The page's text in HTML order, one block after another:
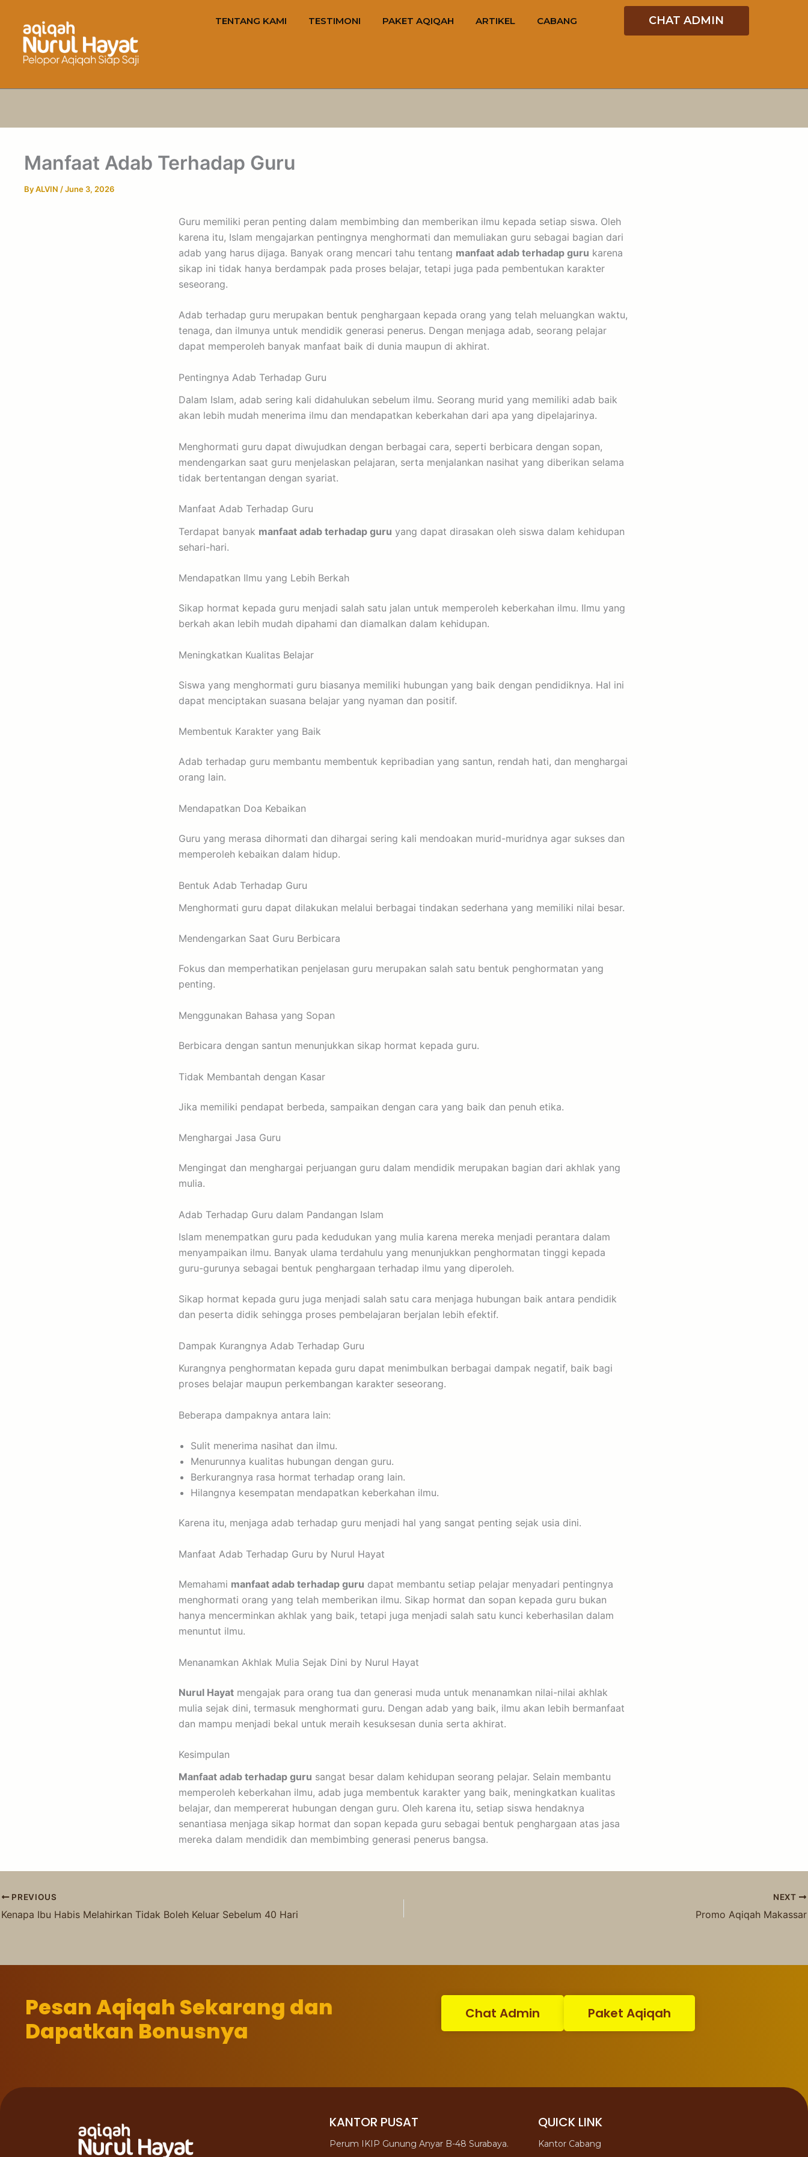
TENTANG KAMI TESTIMONI PAKET AQIQAH ARTIKEL CABANG CHAT ADMIN
Manfaat Adab Terhadap Guru
ByALVIN /June 3, 2026
Guru memiliki peran penting dalam membimbing dan memberikan ilmu kepada setiap siswa. Oleh
karena itu, Islam mengajarkan pentingnya menghormati dan memuliakan guru sebagai bagian dari
adab yang harus dijaga. Banyak orang mencari tahu tentang manfaat adab terhadap guru karena
sikap ini tidak hanya berdampak pada proses belajar, tetapi juga pada pembentukan karakter
seseorang.
Adab terhadap guru merupakan bentuk penghargaan kepada orang yang telah meluangkan waktu,
tenaga, dan ilmunya untuk mendidik generasi penerus. Dengan menjaga adab, seorang pelajar
dapat memperoleh banyak manfaat baik di dunia maupun di akhirat.
Pentingnya Adab Terhadap Guru
Dalam Islam, adab sering kali didahulukan sebelum ilmu. Seorang murid yang memiliki adab baik
akan lebih mudah menerima ilmu dan mendapatkan keberkahan dari apa yang dipelajarinya.
Menghormati guru dapat diwujudkan dengan berbagai cara, seperti berbicara dengan sopan,
mendengarkan saat guru menjelaskan pelajaran, serta menjalankan nasihat yang diberikan selama
tidak bertentangan dengan syariat.
Manfaat Adab Terhadap Guru
Terdapat banyak manfaat adab terhadap guru yang dapat dirasakan oleh siswa dalam kehidupan
sehari-hari.
Mendapatkan Ilmu yang Lebih Berkah
Sikap hormat kepada guru menjadi salah satu jalan untuk memperoleh keberkahan ilmu. Ilmu yang
berkah akan lebih mudah dipahami dan diamalkan dalam kehidupan.
Meningkatkan Kualitas Belajar
Siswa yang menghormati guru biasanya memiliki hubungan yang baik dengan pendidiknya. Hal ini
dapat menciptakan suasana belajar yang nyaman dan positif.
Membentuk Karakter yang Baik
Adab terhadap guru membantu membentuk kepribadian yang santun, rendah hati, dan menghargai
orang lain.
Mendapatkan Doa Kebaikan
Guru yang merasa dihormati dan dihargai sering kali mendoakan murid-muridnya agar sukses dan
memperoleh kebaikan dalam hidup.
Bentuk Adab Terhadap Guru
Menghormati guru dapat dilakukan melalui berbagai tindakan sederhana yang memiliki nilai besar.
Mendengarkan Saat Guru Berbicara
Fokus dan memperhatikan penjelasan guru merupakan salah satu bentuk penghormatan yang
penting.
Menggunakan Bahasa yang Sopan
Berbicara dengan santun menunjukkan sikap hormat kepada guru.
Tidak Membantah dengan Kasar
Jika memiliki pendapat berbeda, sampaikan dengan cara yang baik dan penuh etika.
Menghargai Jasa Guru
Mengingat dan menghargai perjuangan guru dalam mendidik merupakan bagian dari akhlak yang
mulia.
Adab Terhadap Guru dalam Pandangan Islam
Islam menempatkan guru pada kedudukan yang mulia karena mereka menjadi perantara dalam
menyampaikan ilmu. Banyak ulama terdahulu yang menunjukkan penghormatan tinggi kepada
guru-gurunya sebagai bentuk penghargaan terhadap ilmu yang diperoleh.
Sikap hormat kepada guru juga menjadi salah satu cara menjaga hubungan baik antara pendidik
dan peserta didik sehingga proses pembelajaran berjalan lebih efektif.
Dampak Kurangnya Adab Terhadap Guru
Kurangnya penghormatan kepada guru dapat menimbulkan berbagai dampak negatif, baik bagi
proses belajar maupun perkembangan karakter seseorang.
Beberapa dampaknya antara lain:
Sulit menerima nasihat dan ilmu.
Menurunnya kualitas hubungan dengan guru.
Berkurangnya rasa hormat terhadap orang lain.
Hilangnya kesempatan mendapatkan keberkahan ilmu.
Karena itu, menjaga adab terhadap guru menjadi hal yang sangat penting sejak usia dini.
Manfaat Adab Terhadap Guru by Nurul Hayat
Memahami manfaat adab terhadap guru dapat membantu setiap pelajar menyadari pentingnya
menghormati orang yang telah memberikan ilmu. Sikap hormat dan sopan kepada guru bukan
hanya mencerminkan akhlak yang baik, tetapi juga menjadi salah satu kunci keberhasilan dalam
menuntut ilmu.
Menanamkan Akhlak Mulia Sejak Dini by Nurul Hayat
Nurul Hayat mengajak para orang tua dan generasi muda untuk menanamkan nilai-nilai akhlak
mulia sejak dini, termasuk menghormati guru. Dengan adab yang baik, ilmu akan lebih bermanfaat
dan mampu menjadi bekal untuk meraih kesuksesan dunia serta akhirat.
Kesimpulan
Manfaat adab terhadap guru sangat besar dalam kehidupan seorang pelajar. Selain membantu
memperoleh keberkahan ilmu, adab juga membentuk karakter yang baik, meningkatkan kualitas
belajar, dan mempererat hubungan dengan guru. Oleh karena itu, setiap siswa hendaknya
senantiasa menjaga sikap hormat dan sopan kepada guru sebagai bentuk penghargaan atas jasa
mereka dalam mendidik dan membimbing generasi penerus bangsa.
PREVIOUS
Kenapa Ibu Habis Melahirkan Tidak Boleh Keluar Sebelum 40 Hari
NEXT
Promo Aqiqah Makassar
Pesan Aqiqah Sekarang dan
Dapatkan Bonusnya
Chat Admin Paket Aqiqah
KANTOR PUSAT
Perum IKIP Gunung Anyar B-48 Surabaya.
QUICK LINK
Kantor Cabang